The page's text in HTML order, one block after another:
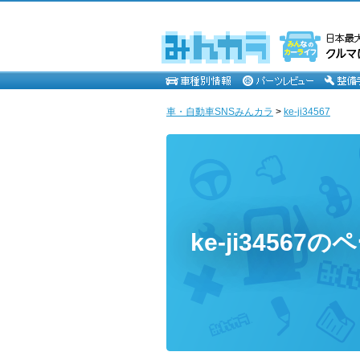
車・自動車SNSみんカラ > ke-ji34567
ke-ji34567の